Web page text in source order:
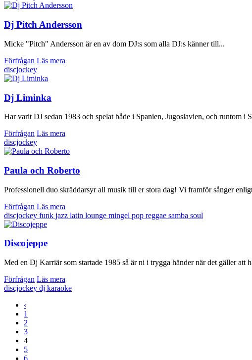
Dj Pitch Andersson
Micke "Pitch" Andersson är en av dom DJ:s som alla DJ:s känner till...
Förfrågan Läs mera
discjockey
Dj Liminka
Har varit DJ sedan 1983 och spelat både i Spanien, Jugoslavien, och runtom
Förfrågan Läs mera
discjockey
Paula och Roberto
Professionell duo skräddarsyr all musik till er stora dag! Vi framför sånger
Förfrågan Läs mera
discjockey funk jazz latin lounge mingel pop reggae samba soul
Discojeppe
Med en Dj Karriär som startade 1985 så är ni i trygga händer när det gäller
Förfrågan Läs mera
discjockey dj karaoke
‹
1
2
3
4
5
6